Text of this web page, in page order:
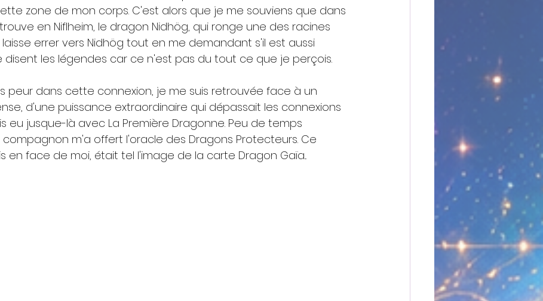
zone de mon corps. C'est alors que je me souviens que dans
en Niflheim, le dragon Nidhög, qui ronge une des racines
laisse errer vers Nidhög tout en me demandant s'il est aussi
disent les légendes car ce n'est pas du tout ce que je perçois.
peur dans cette connexion, je me suis retrouvée face à un
d'une puissance extraordinaire qui dépassait les connexions
eu jusque-là avec La Première Dragonne. Peu de temps
m'a offert l'oracle des Dragons Protecteurs. Ce
en face de moi, était tel l'image de la carte Dragon Gaïa...